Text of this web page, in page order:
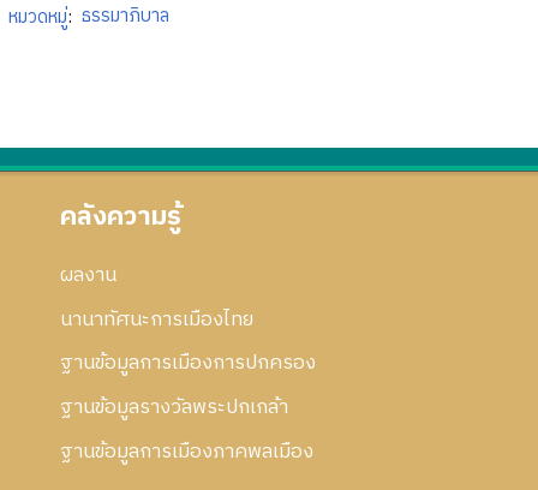
หมวดหมู่: ธรรมาภิบาล
คลังความรู้
ผลงาน
นานาทัศนะการเมืองไทย
ฐานข้อมูลการเมืองการปกครอง
ฐานข้อมูลรางวัลพระปกเกล้า
ฐานข้อมูลการเมืองภาคพลเมือง